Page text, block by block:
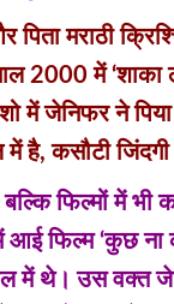
मराठी
2000 में ‘शाका
जेनिफर ने पिया
है, कसौटी
फिल्मों में भी
फिल्म ‘कुछ ना
में थे। उस वक्त